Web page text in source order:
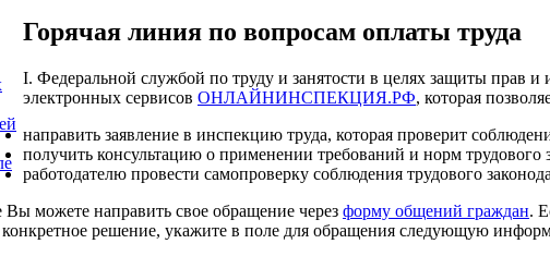
Горячая линия по вопросам оплаты труда
I. Федеральной службой по труду и занятости в целях защиты прав и
электронных сервисов ОНЛАЙНИНСПЕКЦИЯ.РФ, которая
направить заявление в инспекцию труда, которая проверит
получить консультацию о применении требований и норм трудового
работодателю провести самопроверку соблюдения трудового
можете направить свое обращение через форму общений граждан.
решение, укажите в поле для обращения следующую